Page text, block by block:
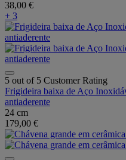
38,00 €
+ 3
5 out of 5 Customer Rating
Frigideira baixa de Aço
antiaderente
24 cm
179,00 €